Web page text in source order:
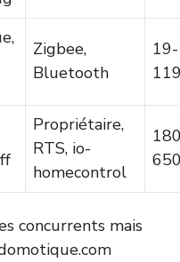
Zigbee,
Bluetooth
19-
Propriétaire,
RTS, io-
homecontrol
concurrents mais